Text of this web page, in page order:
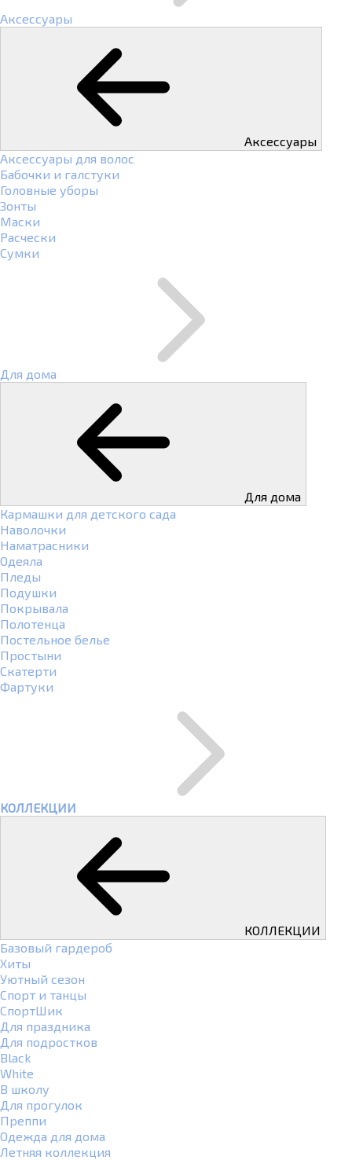
Аксессуары
Аксессуары
Аксессуары для волос
Бабочки и галстуки
Головные уборы
Зонты
Маски
Расчески
Сумки
Для дома
Для дома
Кармашки для детского сада
Наволочки
Наматрасники
Одеяла
Пледы
Подушки
Покрывала
Полотенца
Постельное белье
Простыни
Скатерти
Фартуки
КОЛЛЕКЦИИ
КОЛЛЕКЦИИ
Базовый гардероб
Хиты
Уютный сезон
Спорт и танцы
СпортШик
Для праздника
Для подростков
Black
White
В школу
Для прогулок
Преппи
Одежда для дома
Летняя коллекция